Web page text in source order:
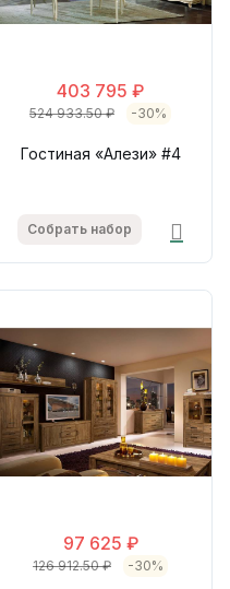
403 795 ₽
524 933.50 ₽ -30%
Гостиная «Алези» #4
Собрать набор
97 625 ₽
126 912.50 ₽ -30%